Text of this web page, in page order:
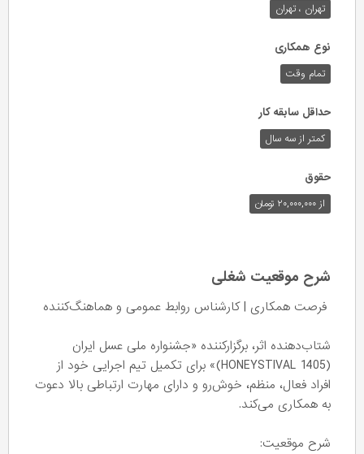
تهران ، تهران
نوع همکاری
تمام وقت
حداقل سابقه کار
کمتر از سه سال
حقوق
از ۲۰,۰۰۰,۰۰۰ تومان
شرح موقعیت شغلی
فرصت همکاری | کارشناس روابط عمومی و هماهنگ‌کننده
شتاب‌دهنده اثر، برگزارکننده «جشنواره ملی عسل ایران
(HONEYSTIVAL 1405)» برای تکمیل تیم اجرایی خود از
افراد فعال، منظم، خوش‌رو و دارای مهارت ارتباطی بالا دعوت
به همکاری می‌کند.
شرح موقعیت: